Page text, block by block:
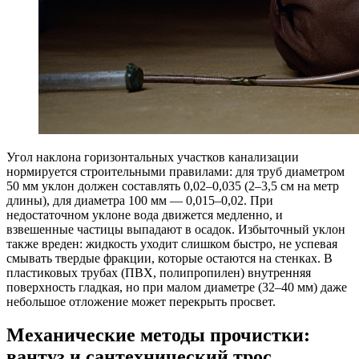
Угол наклона горизонтальных участков канализации
нормируется строительными правилами: для труб диаметром
50 мм уклон должен составлять 0,02–0,035 (2–3,5 см на метр
длины), для диаметра 100 мм — 0,015–0,02. При
недостаточном уклоне вода движется медленно, и
взвешенные частицы выпадают в осадок. Избыточный уклон
также вреден: жидкость уходит слишком быстро, не успевая
смывать твердые фракции, которые остаются на стенках. В
пластиковых трубах (ПВХ, полипропилен) внутренняя
поверхность гладкая, но при малом диаметре (32–40 мм) даже
небольшое отложение может перекрыть просвет.
Механические методы прочистки: